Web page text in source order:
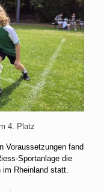
4. Platz
Voraussetzungen fand
Sportanlage die
Rheinland statt.